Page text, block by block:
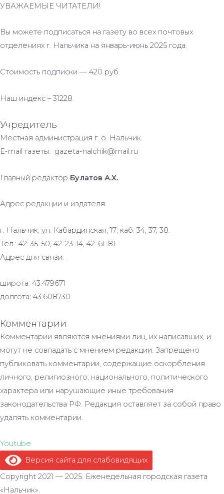
УВАЖАЕМЫЕ ЧИТАТЕЛИ!
Вы можете подписаться на газету во всех почтовых
отделениях г. Нальчика на январь-июнь 2025 года.
Стоимость подписки — 420 руб.
Наш индекс – 31228.
Учредитель
Местная администрация г. о. Нальчик.
E-mail газеты: gazeta-nalchik@mail.ru
Главный редактор Булатов А.Х.
Адрес редакции и издателя:
г. Нальчик, ул. Кабардинская, 17; каб. 34, 37, 38.
Тел.: 42-35-50, 42-23-14, 42-61-81.
Адрес для связи: .
широта: 43.479671
долгота: 43.608730
Комментарии
Комментарии являются мнениями лиц, их написавших, и
могут не совпадать с мнением редакции. Запрещено
публиковать комментарии, содержащие оскорбления
личного, религиозного, национального, политического
характера или нарушающие иные требования
законодательства РФ. Редакция оставляет за собой право
удалять комментарии.
Youtube
Версия сайта для слабовидящих
.
Copyright 2021 — 2025. Еженедельная городская газета
«Нальчик».